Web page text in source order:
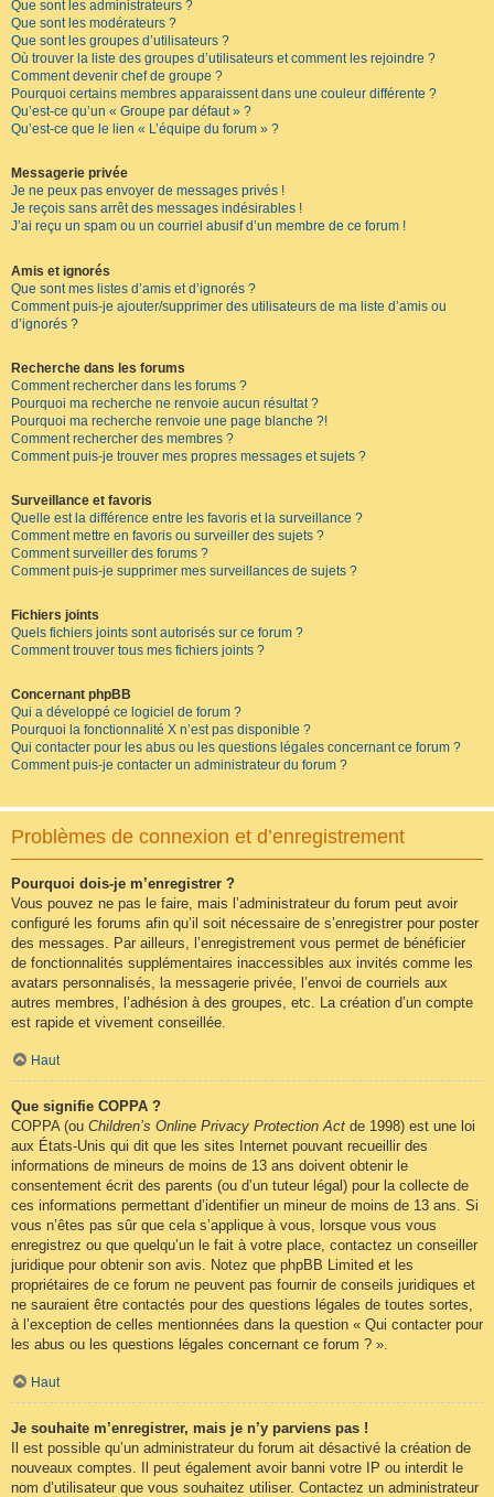
Que sont les administrateurs ?
Que sont les modérateurs ?
Que sont les groupes d’utilisateurs ?
Où trouver la liste des groupes d’utilisateurs et comment les rejoindre ?
Comment devenir chef de groupe ?
Pourquoi certains membres apparaissent dans une couleur différente ?
Qu’est-ce qu’un « Groupe par défaut » ?
Qu’est-ce que le lien « L’équipe du forum » ?
Messagerie privée
Je ne peux pas envoyer de messages privés !
Je reçois sans arrêt des messages indésirables !
J’ai reçu un spam ou un courriel abusif d’un membre de ce forum !
Amis et ignorés
Que sont mes listes d’amis et d’ignorés ?
Comment puis-je ajouter/supprimer des utilisateurs de ma liste d’amis ou
d’ignorés ?
Recherche dans les forums
Comment rechercher dans les forums ?
Pourquoi ma recherche ne renvoie aucun résultat ?
Pourquoi ma recherche renvoie une page blanche ?!
Comment rechercher des membres ?
Comment puis-je trouver mes propres messages et sujets ?
Surveillance et favoris
Quelle est la différence entre les favoris et la surveillance ?
Comment mettre en favoris ou surveiller des sujets ?
Comment surveiller des forums ?
Comment puis-je supprimer mes surveillances de sujets ?
Fichiers joints
Quels fichiers joints sont autorisés sur ce forum ?
Comment trouver tous mes fichiers joints ?
Concernant phpBB
Qui a développé ce logiciel de forum ?
Pourquoi la fonctionnalité X n’est pas disponible ?
Qui contacter pour les abus ou les questions légales concernant ce forum ?
Comment puis-je contacter un administrateur du forum ?
Problèmes de connexion et d’enregistrement
Pourquoi dois-je m’enregistrer ?
Vous pouvez ne pas le faire, mais l’administrateur du forum peut avoir
configuré les forums afin qu’il soit nécessaire de s’enregistrer pour poster
des messages. Par ailleurs, l’enregistrement vous permet de bénéficier
de fonctionnalités supplémentaires inaccessibles aux invités comme les
avatars personnalisés, la messagerie privée, l’envoi de courriels aux
autres membres, l’adhésion à des groupes, etc. La création d’un compte
est rapide et vivement conseillée.
Haut
Que signifie COPPA ?
COPPA (ou Children’s Online Privacy Protection Act de 1998) est une loi
aux États-Unis qui dit que les sites Internet pouvant recueillir des
informations de mineurs de moins de 13 ans doivent obtenir le
consentement écrit des parents (ou d’un tuteur légal) pour la collecte de
ces informations permettant d’identifier un mineur de moins de 13 ans. Si
vous n’êtes pas sûr que cela s’applique à vous, lorsque vous vous
enregistrez ou que quelqu’un le fait à votre place, contactez un conseiller
juridique pour obtenir son avis. Notez que phpBB Limited et les
propriétaires de ce forum ne peuvent pas fournir de conseils juridiques et
ne sauraient être contactés pour des questions légales de toutes sortes,
à l’exception de celles mentionnées dans la question « Qui contacter pour
les abus ou les questions légales concernant ce forum ? ».
Haut
Je souhaite m’enregistrer, mais je n’y parviens pas !
Il est possible qu’un administrateur du forum ait désactivé la création de
nouveaux comptes. Il peut également avoir banni votre IP ou interdit le
nom d’utilisateur que vous souhaitez utiliser. Contactez un administrateur